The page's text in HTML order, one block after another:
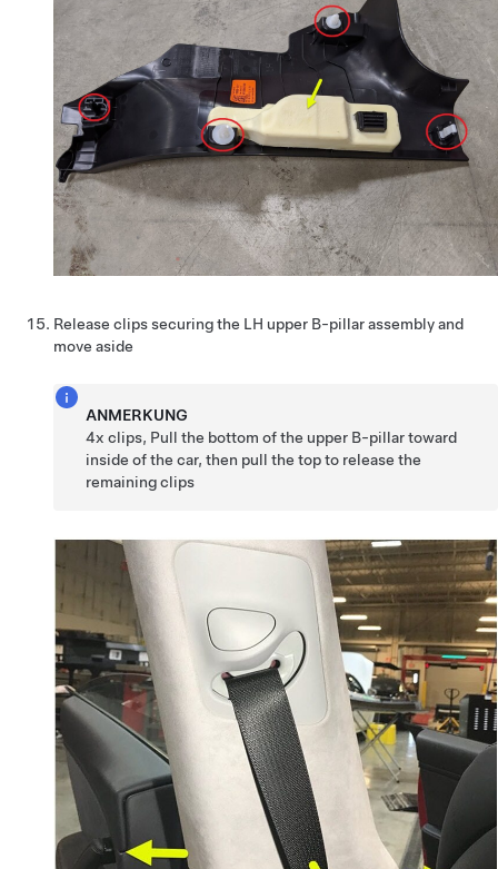
Release clips securing the LH upper B-pillar assembly and
move aside
ANMERKUNG
4x clips, Pull the bottom of the upper B-pillar toward
inside of the car, then pull the top to release the
remaining clips